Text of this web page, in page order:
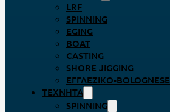
LRF
SPINNING
EGING
BOAT
CASTING
SHORE JIGGING
ΕΓΓΛΈΖΙΚΟ-BOLOGNESE
ΤΕΧΝΗΤΆ
SPINNING